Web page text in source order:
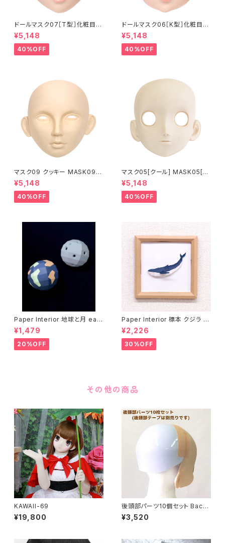
ドールマスク07［T型］化粧目穴
処理済 MASK07 [DOLL T] O
pening eye hole and make
up
¥5,148
40%OFF
ドールマスク06［K型］化粧目穴
処理 MASK06 [DOLL K] Op
ening eye hole and make
up
¥5,148
40%OFF
マスク09 クッキー MASK09
“COOKIE”
¥5,148
40%OFF
マスク05[クール] MASK05[C
OOL]
¥5,148
40%OFF
Paper Interior 地球と月 eart
h and moon
¥1,479
20%OFF
Paper Interior 標本 クジラ s
pecimen whale
¥2,226
30%OFF
その他の商品
KAWAII-69
¥19,800
後頭部パーツ10個セット Back
of head part 10 pieces set
¥3,520